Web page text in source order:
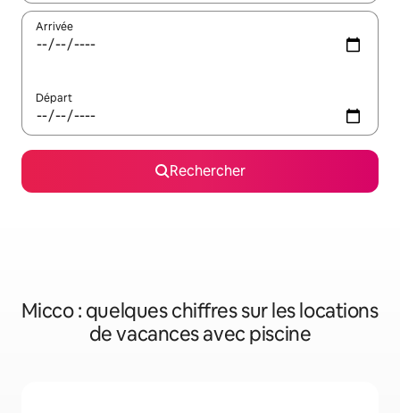
Arrivée
Départ
Rechercher
Micco : quelques chiffres sur les locations
de vacances avec piscine